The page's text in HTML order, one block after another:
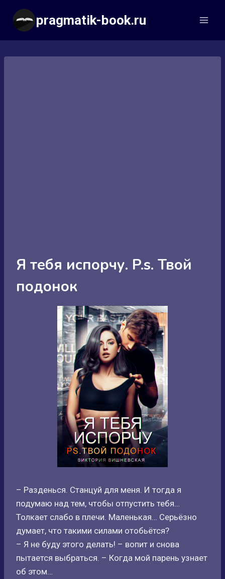
Перейти
содержимому
pragmatik-book.ru
Я тебя испорчу. P.s. Твой
подонок
– Разденься. Станцуй для меня. И тогда я
подумаю над тем, чтобы отпустить тебя…
Толкает слабо в плечи. Маленькая… Серьёзно
думает, что такими силами отобьётся?
– Я не буду этого делать! – вопит и снова
пытается выбраться. – Когда мой парень узнает
об этом…